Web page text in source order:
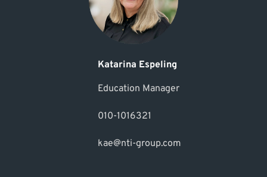
Katarina Espeling
Education Manager
010-1016321
kae@nti-group.com